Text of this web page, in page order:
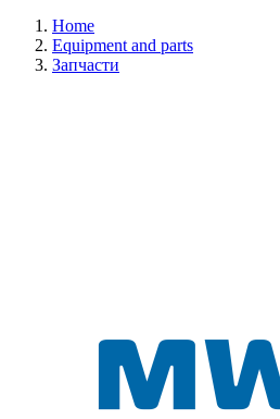
Home
Equipment and parts
Запчасти